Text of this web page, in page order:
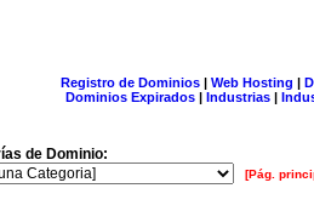
Registro de Dominios| Web Hosting |
Dominios Expirados | Industrias |
de Dominio:
[Pág.